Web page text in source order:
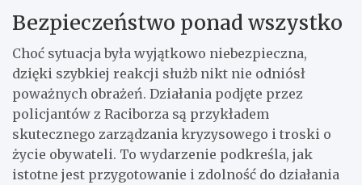
Bezpieczeństwo ponad wszystko
Choć sytuacja była wyjątkowo niebezpieczna,
dzięki szybkiej reakcji służb nikt nie odniósł
poważnych obrażeń. Działania podjęte przez
policjantów z Raciborza są przykładem
skutecznego zarządzania kryzysowego i troski o
życie obywateli. To wydarzenie podkreśla, jak
istotne jest przygotowanie i zdolność do działania